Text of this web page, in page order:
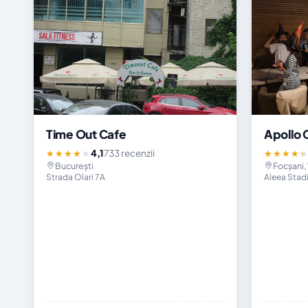
Time Out Cafe
★★★★★4,1733 recenzii
București
Strada Olari 7A
Apollo
★★★★★
Aleea